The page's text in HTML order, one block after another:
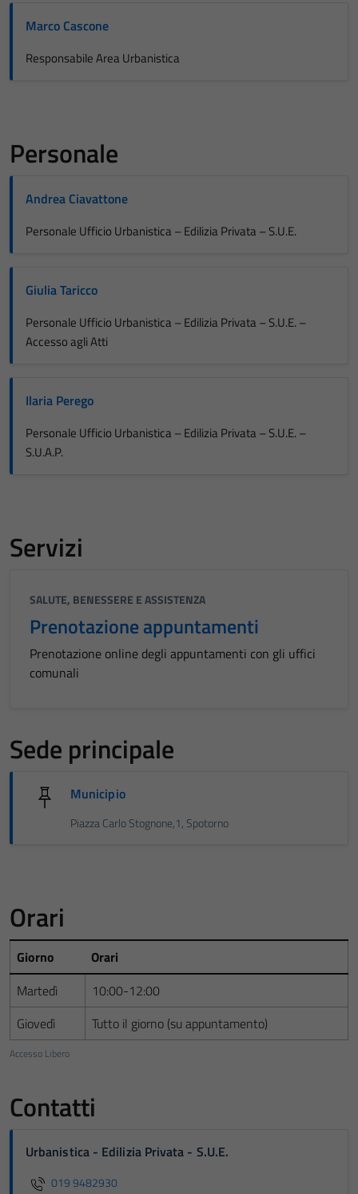
Marco Cascone
Responsabile Area Urbanistica
Personale
Andrea Ciavattone
Personale Ufficio Urbanistica – Edilizia Privata – S.U.E.
Giulia Taricco
Personale Ufficio Urbanistica – Edilizia Privata – S.U.E. –
Accesso agli Atti
Ilaria Perego
Personale Ufficio Urbanistica – Edilizia Privata – S.U.E. –
S.U.A.P.
Servizi
SALUTE, BENESSERE E ASSISTENZA
Prenotazione appuntamenti
Prenotazione online degli appuntamenti con gli uffici
comunali
Sede principale
Municipio
Piazza Carlo Stognone,1, Spotorno
Orari
Accesso Libero
Giorno
Orari
Martedì
10:00-12:00
Giovedì
Tutto il giorno (su appuntamento)
Contatti
Urbanistica - Edilizia Privata - S.U.E.
019 9482930